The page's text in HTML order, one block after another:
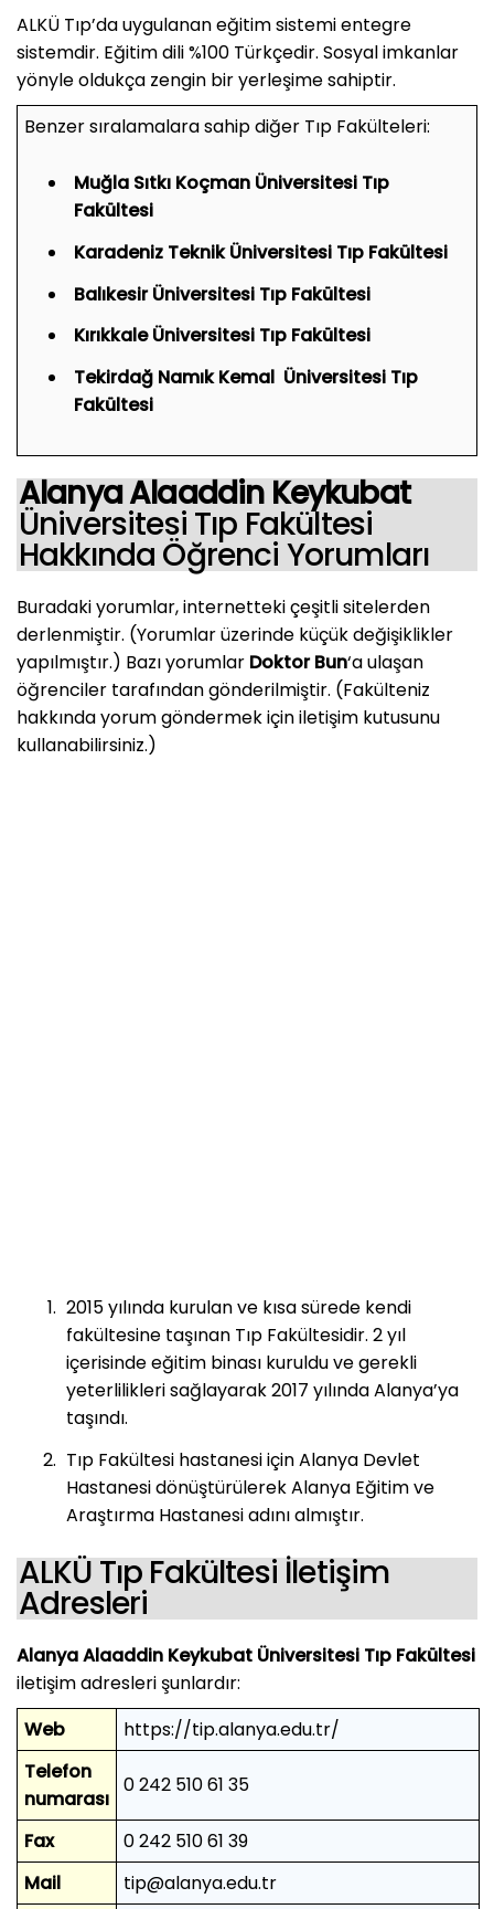
ALKÜ Tıp’da uygulanan eğitim sistemi entegre
sistemdir. Eğitim dili %100 Türkçedir. Sosyal imkanlar
yönyle oldukça zengin bir yerleşime sahiptir.
Benzer sıralamalara sahip diğer Tıp Fakülteleri:
Muğla Sıtkı Koçman Üniversitesi Tıp
Fakültesi
Karadeniz Teknik Üniversitesi Tıp Fakültesi
Balıkesir Üniversitesi Tıp Fakültesi
Kırıkkale Üniversitesi Tıp Fakültesi
Tekirdağ Namık Kemal Üniversitesi Tıp
Fakültesi
Alanya Alaaddin Keykubat
Üniversitesi Tıp Fakültesi
Hakkında Öğrenci Yorumları
Buradaki yorumlar, internetteki çeşitli sitelerden
derlenmiştir. (Yorumlar üzerinde küçük değişiklikler
yapılmıştır.) Bazı yorumlar Doktor Bun‘a ulaşan
öğrenciler tarafından gönderilmiştir. (Fakülteniz
hakkında yorum göndermek için iletişim kutusunu
kullanabilirsiniz.)
2015 yılında kurulan ve kısa sürede kendi
fakültesine taşınan Tıp Fakültesidir. 2 yıl
içerisinde eğitim binası kuruldu ve gerekli
yeterlilikleri sağlayarak 2017 yılında Alanya’ya
taşındı.
Tıp Fakültesi hastanesi için Alanya Devlet
Hastanesi dönüştürülerek Alanya Eğitim ve
Araştırma Hastanesi adını almıştır.
ALKÜ Tıp Fakültesi İletişim
Adresleri
Alanya Alaaddin Keykubat Üniversitesi Tıp Fakültesi
iletişim adresleri şunlardır:
Web
https://tip.alanya.edu.tr/
Telefon
numarası
0 242 510 61 35
Fax
0 242 510 61 39
Mail
tip@alanya.edu.tr